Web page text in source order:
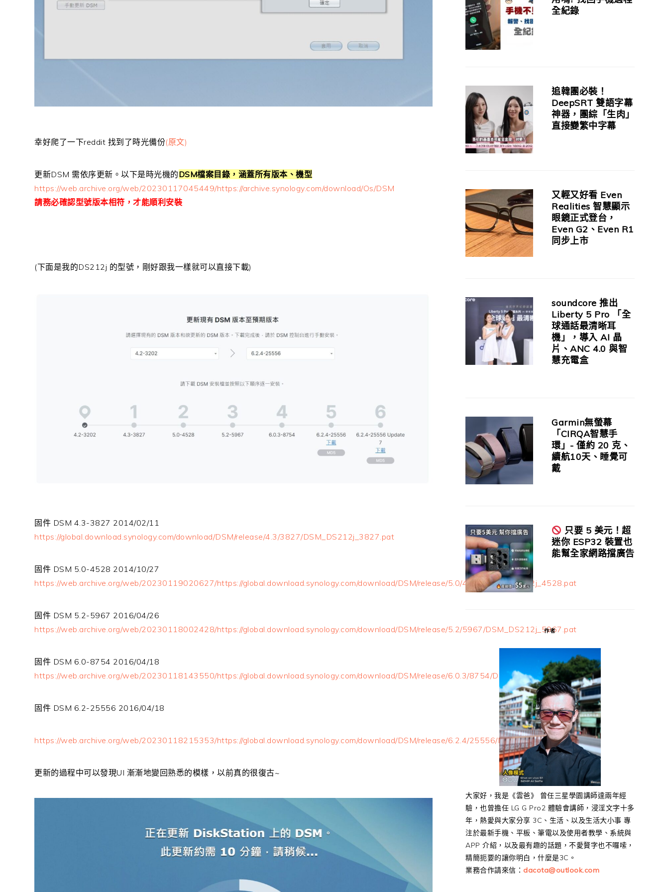
幸好爬了一下reddit 找到了時光備份(原文)
更新DSM 需依序更新。以下是時光機的DSM檔案目錄，涵蓋所有版本、機型
https://web.archive.org/web/20230117045449/https://archive.synology.com/download/Os/DSM
請務必確認型號版本相符，才能順利安裝
(下面是我的DS212j 的型號，剛好跟我一樣就可以直接下載)
固件 DSM 4.3-3827 2014/02/11
https://global.download.synology.com/download/DSM/release/4.3/3827/DSM_DS212j_3827.pat
固件 DSM 5.0-4528 2014/10/27
https://web.archive.org/web/20230119020627/https://global.download.synology.com/download/DSM/release/5.0/4528/DSM_DS212j_4528.pat
固件 DSM 5.2-5967 2016/04/26
https://web.archive.org/web/20230118002428/https://global.download.synology.com/download/DSM/release/5.2/5967/DSM_DS212j_5967.pat
固件 DSM 6.0-8754 2016/04/18
https://web.archive.org/web/20230118143550/https://global.download.synology.com/download/DSM/release/6.0.3/8754/DSM_DS212j_8754.pat
固件 DSM 6.2-25556 2016/04/18
https://web.archive.org/web/20230118215353/https://global.download.synology.com/download/DSM/release/6.2.4/25556/DSM_DS212j_25556.pat
更新的過程中可以發現UI 漸漸地變回熟悉的模樣，以前真的很復古~
全紀錄
追韓團必裝！
DeepSRT 雙語字幕
神器，團綜「生肉」
直接變繁中字幕
又輕又好看 Even
Realities 智慧顯示
眼鏡正式登台，
Even G2、Even R1
同步上市
soundcore 推出
Liberty 5 Pro 「全
球通話最清晰耳
機」，導入 AI 晶
片、ANC 4.0 與智
慧充電盒
Garmin無螢幕
「CIRQA智慧手
環」- 僅約 20 克、
續航10天、睡覺可
戴
只要 5 美元！超
迷你 ESP32 裝置也
能幫全家網路擋廣告
作者
大家好，我是《雲爸》 曾任三星學園講師達兩年經
驗，也曾擔任 LG G Pro2 體驗會講師，浸淫文字十多
年，熱愛與大家分享 3C、生活、以及生活大小事 專
注於最新手機、平板、筆電以及使用者教學、系統與
APP 介紹，以及最有趣的話題，不愛贅字也不囉嗦，
精簡扼要的讓你明白，什麼是3C。
業務合作請來信： dacota@outlook.com